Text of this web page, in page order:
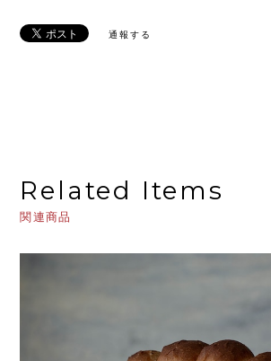
通報する
Related Items
関連商品